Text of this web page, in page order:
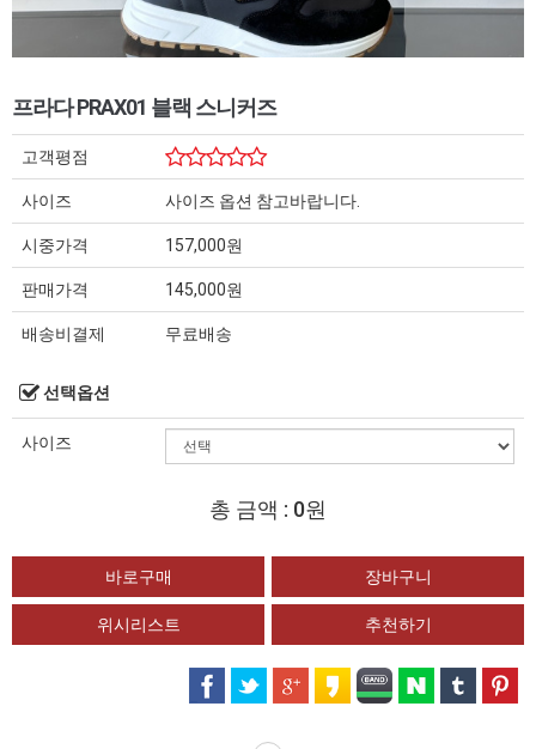
프라다 PRAX01 블랙 스니커즈
고객평점
사이즈 사이즈 옵션 참고바랍니다.
시중가격 157,000원
판매가격 145,000원
배송비결제 무료배송
선택옵션
사이즈
총 금액 : 0원
위시리스트 추천하기